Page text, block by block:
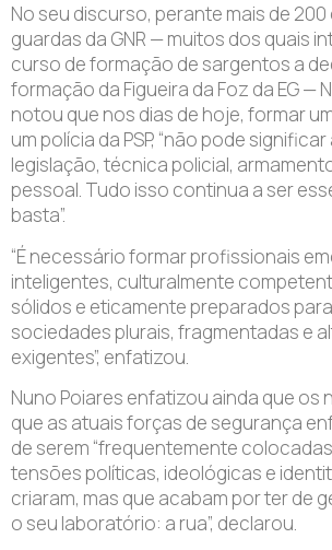
No seu discurso, perante mais de
guardas da GNR — muitos dos quais
curso de formação de sargentos a
formação da Figueira da Foz da EG —
notou que nos dias de hoje, formar
um polícia da PSP, “não pode
legislação, técnica policial,
pessoal. Tudo isso continua a ser
basta”.
“É necessário formar profissionais
inteligentes, culturalmente
sólidos e eticamente preparados
sociedades plurais, fragmentadas e
exigentes”, enfatizou.
Nuno Poiares enfatizou ainda que os
que as atuais forças de segurança
de serem “frequentemente
tensões políticas, ideológicas e
criaram, mas que acabam por ter de
o seu laboratório: a rua”, declarou.